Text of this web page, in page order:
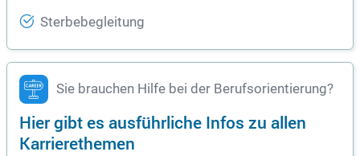
Sterbebegleitung
Sie brauchen Hilfe bei der Berufsorientierung?
Hier gibt es ausführliche Infos zu allen
Karrierethemen